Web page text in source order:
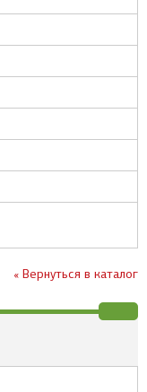
« Вернуться в каталог